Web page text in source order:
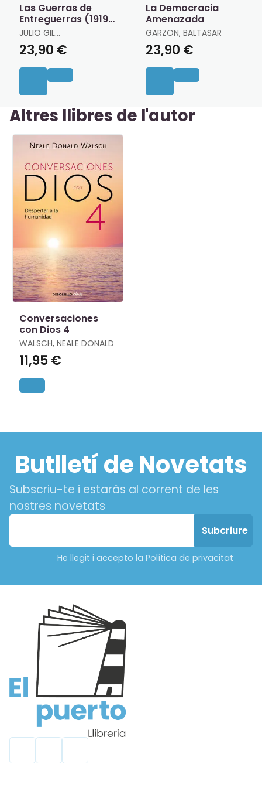
Las Guerras de
Entreguerras (1919 ?
1939)
JULIO GIL
PECHARROMÁN
23,90 €
La Democracia
Amenazada
GARZON, BALTASAR
23,90 €
Altres llibres de l'autor
Conversaciones
con Dios 4
WALSCH, NEALE DONALD
11,95 €
Butlletí de Novetats
Subscriu-te i estaràs al corrent de les
nostres novetats
He llegit i accepto la Política de privacitat